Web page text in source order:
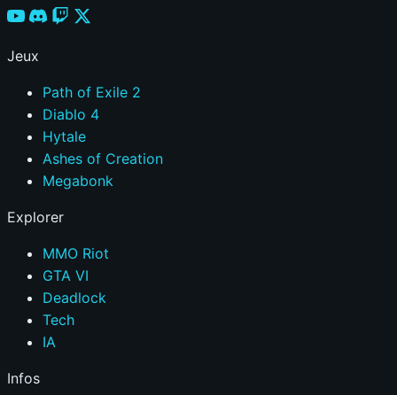
Jeux
Path of Exile 2
Diablo 4
Hytale
Ashes of Creation
Megabonk
Explorer
MMO Riot
GTA VI
Deadlock
Tech
IA
Infos